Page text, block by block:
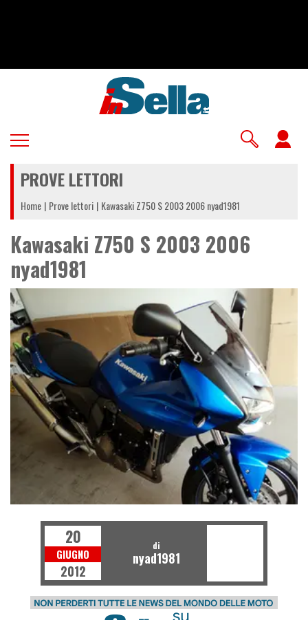
PROVE LETTORI
Home Prove lettori Kawasaki Z750 S 2003 2006 nyad1981
Kawasaki Z750 S 2003 2006
nyad1981
20
GIUGNO
2012
di
nyad1981